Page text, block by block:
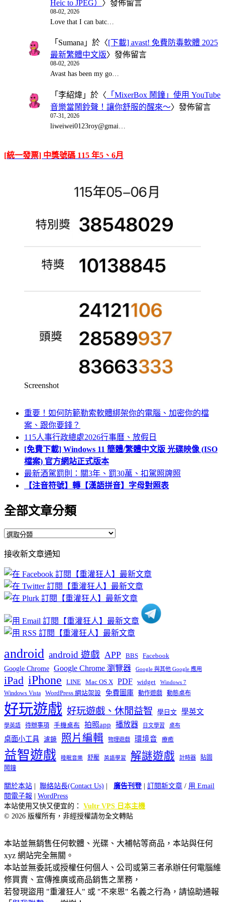
Heic to JPEG） 〉發佈留言
08-02, 2026
Love that I can batc…
「 Sumana 」於〈[下載] avast! 免費防毒軟體 2025
最新繁體中文版〉發佈留言
08-02, 2026
Avast has been my go…
「 李紹煒 」於〈 「MixerBox 鬧鐘」使用 YouTube
音樂當鬧鈴聲！讓你舒服的醒來～〉發佈留言
07-31, 2026
liweiwei0123roy@gmai…
[統一發票] 中獎號碼 115 年5、6月
Screenshot
重要！如何防範勒索軟體綁架你的電腦、加密你的檔
案、跟你要錢？
115人事行政總處2026行事曆、放假日
[免費下載] Windows 11 簡體/繁體中文版 光碟映像 (ISO
檔案) 官方網站正式版本
最新酒駕罰則：關3年、罰30萬、扣駕照牌照
【注音符號】轉【漢語拼音】字母對照表
全部文章分類
全
文
章
分
類
接收新文章通知
android android 遊戲 APP BBS Facebook
Google Chrome Google Chrome 瀏覽器 Google 與其他 Google 應用
iPad iPhone LINE Mac OS X PDF widget Windows 7
Windows Vista WordPress 網站架設 免費圖庫 動作遊戲 動態桌布
好玩遊戲 好玩遊戲、休閒益智 學日文 學英文
學英語 待辦事項 手機桌布 拍照app 播放器 日文學習 桌布
桌面小工具 濾鏡 照片編輯 物理遊戲 環境音 療癒
益智遊戲 睡眠音樂 舒壓 英語學習 解謎遊戲 計時器
貼圖
鬧鐘
關於本站 | 聯絡站長(Contact Us) | 廣告刊登| 訂閱新文章 / 用 Email
閱電子報 | WordPress
本站使用又快又便宜的： Vultr VPS 日本主機
© 2026 版權所有，非經授權請勿全文轉貼
本站並無銷售任何軟體、光碟、大補帖等商品，本站與任何
xyz 網站完全無關。
本站並無委託或授權任何個人、公司或第三者承辦任何電腦維
修買賣、宣傳推廣或商品銷售之業務，
若發現盜用 "重灌狂人" 或 "不來恩" 名義之行為，請協助通報